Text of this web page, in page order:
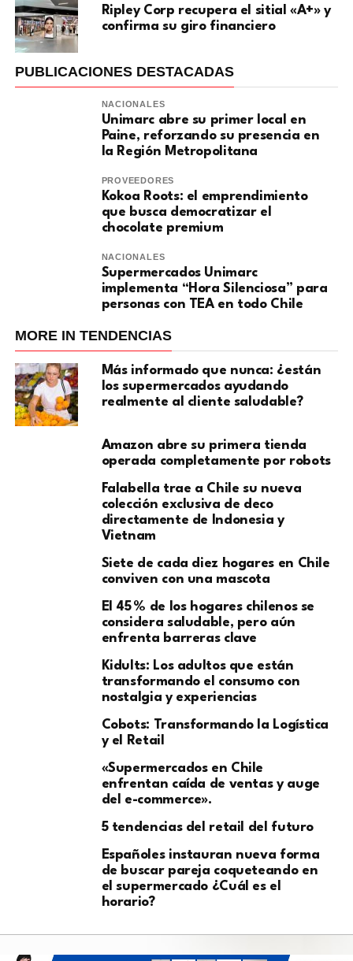
Ripley Corp recupera el sitial «A+» y
confirma su giro financiero
PUBLICACIONES DESTACADAS
NACIONALES
Unimarc abre su primer local en
Paine, reforzando su presencia en
la Región Metropolitana
PROVEEDORES
Kokoa Roots: el emprendimiento
que busca democratizar el
chocolate premium
NACIONALES
Supermercados Unimarc
implementa “Hora Silenciosa” para
personas con TEA en todo Chile
MORE IN TENDENCIAS
Más informado que nunca: ¿están
los supermercados ayudando
realmente al cliente saludable?
Amazon abre su primera tienda
operada completamente por robots
Falabella trae a Chile su nueva
colección exclusiva de deco
directamente de Indonesia y
Vietnam
Siete de cada diez hogares en Chile
conviven con una mascota
El 45 % de los hogares chilenos se
considera saludable, pero aún
enfrenta barreras clave
Kidults: Los adultos que están
transformando el consumo con
nostalgia y experiencias
Cobots: Transformando la Logística
y el Retail
«Supermercados en Chile
enfrentan caída de ventas y auge
del e-commerce».
5 tendencias del retail del futuro
Españoles instauran nueva forma
de buscar pareja coqueteando en
el supermercado ¿Cuál es el
horario?